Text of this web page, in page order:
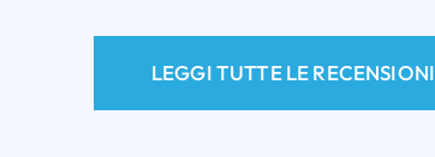
LEGGI TUTTE LE RECENSIONI